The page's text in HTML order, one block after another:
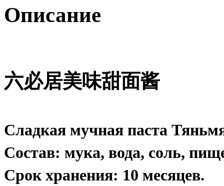
Описание
六必居美味甜面酱
Сладкая мучная паста
Состав: мука, вода, соль,
Срок хранения: 10 месяцев.